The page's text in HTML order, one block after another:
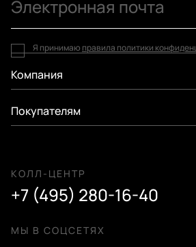
Компания
Покупателям
КОЛЛ-ЦЕНТР
+7 (495) 280-16-40
МЫ В СОЦСЕТЯХ
Я принимаю правила политики